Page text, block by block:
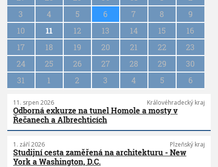
a
i
o
3
4 5 6 7 8
9
10
11 12 13 14 15
16
17
18 19 20 21 22
23
24
25 26 27 28 29
30
31
1 2 3 4 5 6
11. srpen 2026 Královéhradecký kraj
Odborná exkurze na tunel Homole a mosty v
Řečanech a Albrechticích
1. září 2026 Plzeňský kraj
Studijní cesta zaměřená na architekturu - New
York a Washington, D.C.